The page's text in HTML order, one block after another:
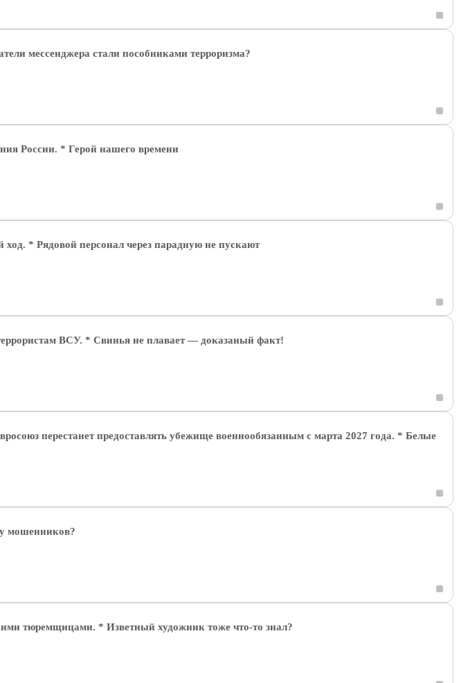
мессенджера стали пособниками терроризма?
России. * Герой нашего времени
* Рядовой персонал через парадную не пускают
ВСУ. * Свинья не плавает — доказаный факт!
перестанет предоставлять убежище военнообязанным с марта 2027 года. * Белые
мошенников?
тюремщицами. * Изветный художник тоже что-то знал?